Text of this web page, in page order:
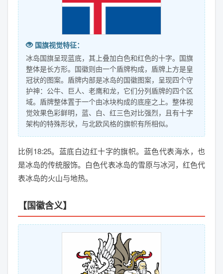
国旗视觉特征：
冰岛国旗呈现蓝底，其上叠加白色和红色的十字。国旗
整体是长方形。国徽则由一个盾牌构成，盾牌上方是皇
冠状的图案。盾牌内部是冰岛的国徽图案，呈现四个守
护神：公牛、巨人、老鹰和龙，它们分列盾牌的四个区
域。盾牌整体置于一个由冰块构成的底座之上。整体视
觉效果色彩鲜明，蓝、白、红三色对比强烈，且有十字
架构的特殊形状，与北欧风格的旗帜有所相似。
比例18:25。蓝底白边红十字的旗帜。蓝色代表海水，也
是冰岛的传统服饰。白色代表冰岛的雪原与冰河，红色代
表冰岛的火山与地热。
【国徽含义】